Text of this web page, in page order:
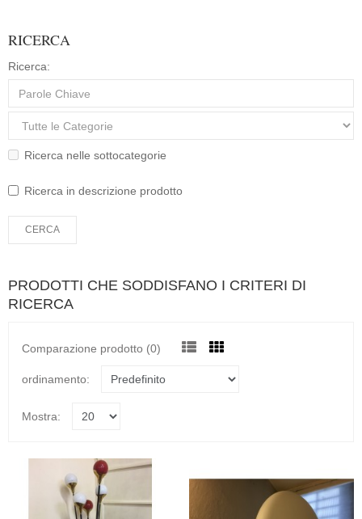
RICERCA
Ricerca:
Ricerca nelle sottocategorie
Ricerca in descrizione prodotto
PRODOTTI CHE SODDISFANO I CRITERI DI
RICERCA
Comparazione prodotto (0)
ordinamento:
Mostra: